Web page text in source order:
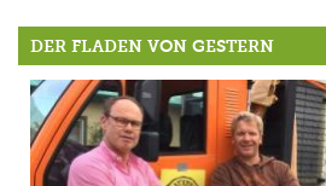
DER FLADEN VON GESTERN